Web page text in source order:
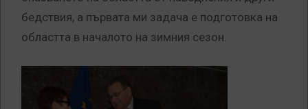
бедствия, а първата ми задача е подготовка на
областта в началото на зимния сезон.